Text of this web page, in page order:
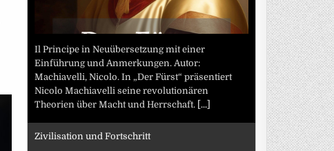
Il Principe in Neuübersetzung mit einer
Einführung und Anmerkungen. Autor:
Machiavelli, Nicolo. In „Der Fürst“ präsentiert
Nicolo Machiavelli seine revolutionären
Theorien über Macht und Herrschaft. [...]
Zivilisation und Fortschritt